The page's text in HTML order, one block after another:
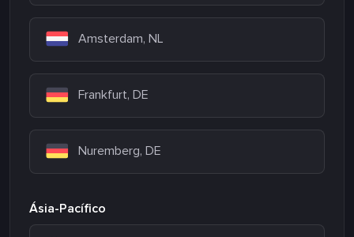
Amsterdam, NL
Frankfurt, DE
Nuremberg, DE
Ásia-Pacífico